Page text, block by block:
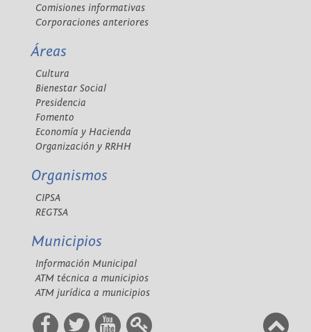
Comisiones informativas
Corporaciones anteriores
Áreas
Cultura
Bienestar Social
Presidencia
Fomento
Economía y Hacienda
Organización y RRHH
Organismos
CIPSA
REGTSA
Municipios
Información Municipal
ATM técnica a municipios
ATM jurídica a municipios